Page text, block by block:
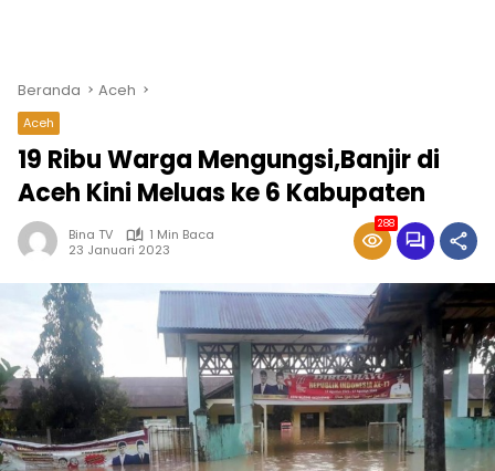
Beranda Aceh
Aceh
19 Ribu Warga Mengungsi,Banjir di
Aceh Kini Meluas ke 6 Kabupaten
Bina TV
1 Min Baca
23 Januari 2023
288